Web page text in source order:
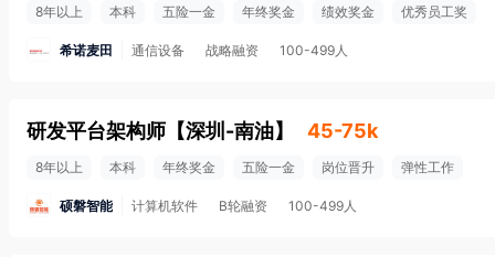
8年以上 本科 五险一金 年终奖金 绩效奖金 优秀员工奖
希诺麦田 通信设备 战略融资 100-499人
研发平台架构师 【深圳-南油】 45-75k
8年以上 本科 年终奖金 五险一金 岗位晋升 弹性工作
硕磐智能 计算机软件 B轮融资 100-499人